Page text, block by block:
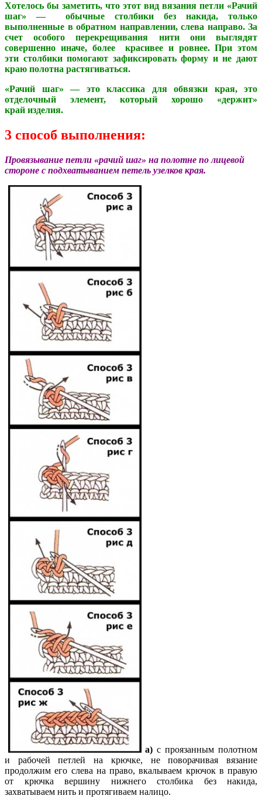
Хотелось бы заметить, что этот вид вязания петли «Рачий
шаг» — обычные столбики без накида, только
выполненные в обратном направлении, слева направо. За
счет особого перекрещивания нити они выглядят
совершенно иначе, более красивее и ровнее. При этом
эти столбики помогают зафиксировать форму и не дают
краю полотна растягиваться.
«Рачий шаг» — это классика для обвязки края, это
отделочный элемент, который хорошо «держит»
край изделия.
3 способ выполнения:
Провязывание петли «рачий шаг» на полотне по лицевой
стороне с подхватыванием петель узелков края.
а) с проязанным полотном
и рабочей петлей на крючке, не поворачивая вязание
продолжим его слева на право, вкалываем крючок в правую
от крючка вершину нижнего столбика без накида,
захватываем нить и протягиваем налицо.